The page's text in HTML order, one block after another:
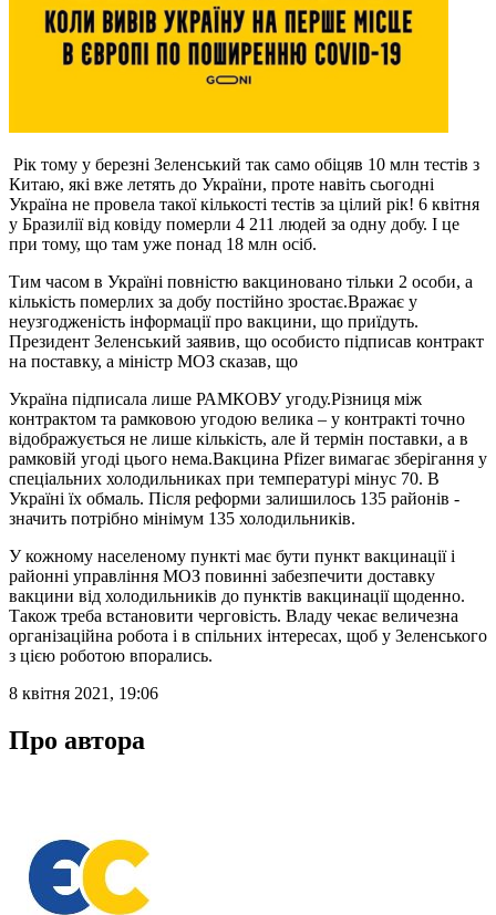
Рік тому у березні Зеленський так само обіцяв 10 млн тестів з
Китаю, які вже летять до України, проте навіть сьогодні
Україна не провела такої кількості тестів за цілий рік! 6 квітня
у Бразилії від ковіду померли 4 211 людей за одну добу. І це
при тому, що там уже понад 18 млн осіб.
Тим часом в Україні повністю вакциновано тільки 2 особи, а
кількість померлих за добу постійно зростає.Вражає у
неузгодженість інформації про вакцини, що приїдуть.
Президент Зеленський заявив, що особисто підписав контракт
на поставку, а міністр МОЗ сказав, що
Україна підписала лише РАМКОВУ угоду.Різниця між
контрактом та рамковою угодою велика – у контракті точно
відображується не лише кількість, але й термін поставки, а в
рамковій угоді цього нема.Вакцина Pfizer вимагає зберігання у
спеціальних холодильниках при температурі мінус 70. В
Україні їх обмаль. Після реформи залишилось 135 районів -
значить потрібно мінімум 135 холодильників.
У кожному населеному пункті має бути пункт вакцинації і
районні управління МОЗ повинні забезпечити доставку
вакцини від холодильників до пунктів вакцинації щоденно.
Також треба встановити черговість. Владу чекає величезна
організаційна робота і в спільних інтересах, щоб у Зеленського
з цією роботою впорались.
8 квітня 2021, 19:06
Про автора